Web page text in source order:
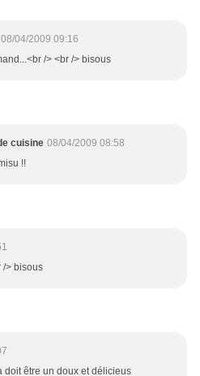
08/04/2009 09:16
/> <br /> bisous
cuisine 08/04/2009 08:58
!!
/> bisous
doit être un doux et délicieus